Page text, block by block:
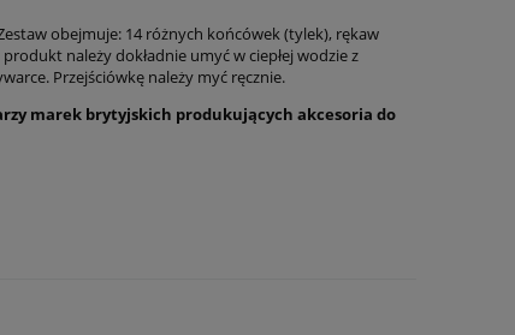
obejmuje: 14 różnych końcówek (tylek), rękaw
należy dokładnie umyć w ciepłej wodzie z
Przejściówkę należy myć ręcznie.
marek brytyjskich produkujących akcesoria do